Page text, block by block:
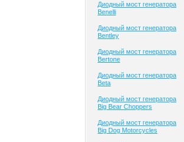
Диодный мост генератора
Benelli
Диодный мост генератора
Bentley
Диодный мост генератора
Bertone
Диодный мост генератора
Beta
Диодный мост генератора
Big Bear Choppers
Диодный мост генератора
Big Dog Motorcycles